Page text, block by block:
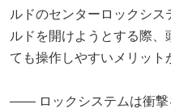
ルドのセンターロックシ
ルドを開けようとする際
ても操作しやすいメリット
―― ロックシステムは衝撃